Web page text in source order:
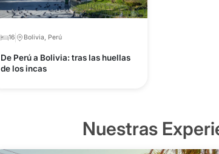
16 Bolivia, Perú
De Perú a Bolivia: tras las huellas
de los incas
Nuestras